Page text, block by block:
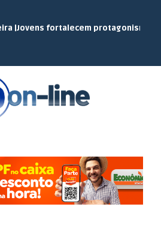
fortalecem protagonismo no campo